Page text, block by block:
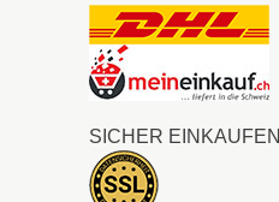
SICHER EINKAUFEN